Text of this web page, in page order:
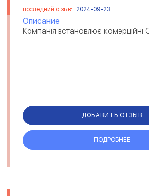
последний отзыв: 2024-09-23
Описание
Компанія встановлює комерційні
ДОБАВИТЬ ОТЗЫВ
ПОДРОБНЕЕ